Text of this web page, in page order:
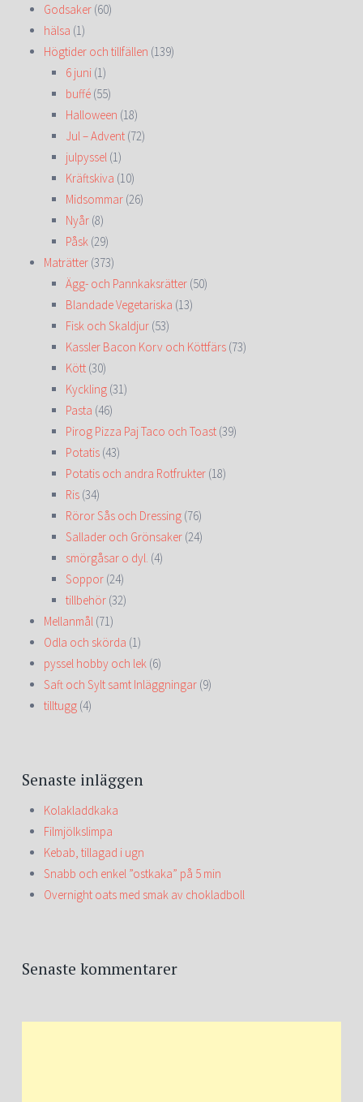
Godsaker (60)
hälsa (1)
Högtider och tillfällen (139)
6 juni (1)
buffé (55)
Halloween (18)
Jul – Advent (72)
julpyssel (1)
Kräftskiva (10)
Midsommar (26)
Nyår (8)
Påsk (29)
Maträtter (373)
Ägg- och Pannkaksrätter (50)
Blandade Vegetariska (13)
Fisk och Skaldjur (53)
Kassler Bacon Korv och Köttfärs (73)
Kött (30)
Kyckling (31)
Pasta (46)
Pirog Pizza Paj Taco och Toast (39)
Potatis (43)
Potatis och andra Rotfrukter (18)
Ris (34)
Röror Sås och Dressing (76)
Sallader och Grönsaker (24)
smörgåsar o dyl. (4)
Soppor (24)
tillbehör (32)
Mellanmål (71)
Odla och skörda (1)
pyssel hobby och lek (6)
Saft och Sylt samt Inläggningar (9)
tilltugg (4)
Senaste inläggen
Kolakladdkaka
Filmjölkslimpa
Kebab, tillagad i ugn
Snabb och enkel ”ostkaka” på 5 min
Overnight oats med smak av chokladboll
Senaste kommentarer